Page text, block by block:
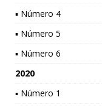
▪ Número 4
▪ Número 5
▪ Número 6
2020
▪ Número 1